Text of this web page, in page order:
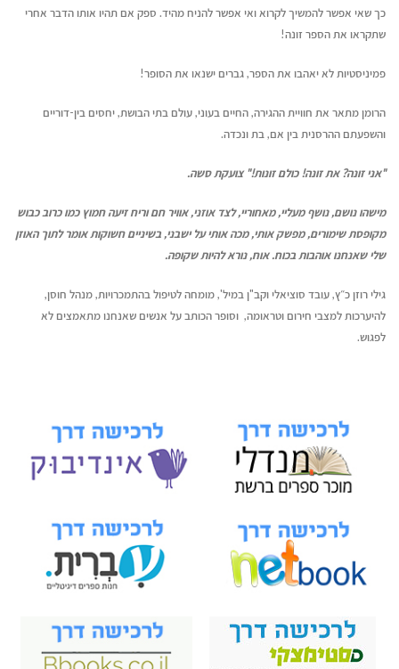
כך שאי אפשר להמשיך לקרוא ואי אפשר להניח מהיד. ספק אם תהיו אותו הדבר אחרי
שתקראו את הספר זונה!
פמיניסטיות לא יאהבו את הספר, גברים ישנאו את הסופר!
הרומן מתאר את חוויית ההגירה, החיים בעוני, עולם בתי הבושת, יחסים בין-דוריים
והשפעתם ההרסנית בין אם, בת ונכדה.
"אני זונה? את זונה! כולם זונות!" צועקת סשה.
מישהו נושם, נושף מעליי, מאחוריי, לצד אוזני, אוויר חם וריח זיעה חמוץ כמו כרוב כבוש
מקופסת שימורים, מפשק אותי, מכה אותי על ישבני, בשיניים חשוקות אומר לתוך האוזן
שלי שאנחנו אוהבות בכוח. אוח, נורא להיות שקופה.
גילי רוזן כ״ץ, עובד סוציאלי וקב"ן במיל', מומחה לטיפול בהתמכרויות, מנהל חוסן,
להיערכות למצבי חירום וטראומה, וסופר הכותב על אנשים שאנחנו מתאמצים לא
לפגוש.